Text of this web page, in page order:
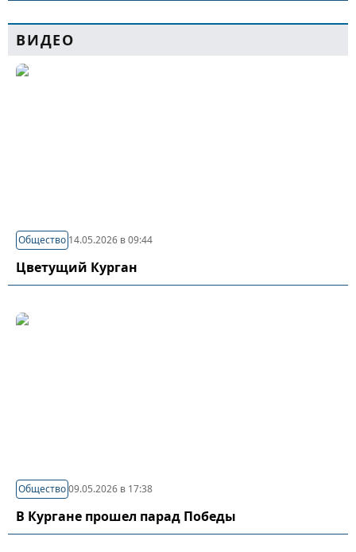
ВИДЕО
Общество 14.05.2026 в 09:44
Цветущий Курган
Общество09.05.2026 в 17:38
В Кургане прошел парад Победы